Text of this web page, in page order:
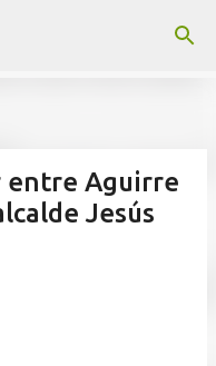
entre Aguirre
Jesús